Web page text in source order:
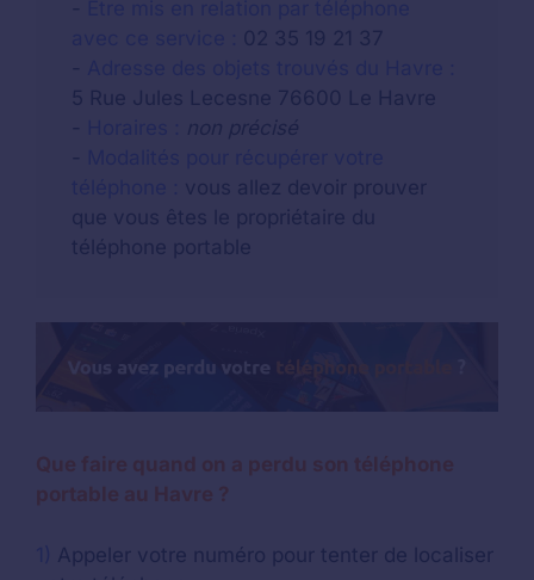
02 35 19 21 37
5 Rue Jules Lecesne 76600 Le Havre
non précisé
vous allez devoir prouver
que vous êtes le propriétaire du
téléphone portable
Que faire quand on a perdu son téléphone
portable au Havre ?
Appeler votre numéro pour tenter de localiser